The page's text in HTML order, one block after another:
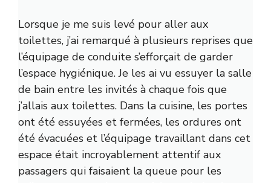
Lorsque je me suis levé pour aller aux
toilettes, j’ai remarqué à plusieurs reprises que
l’équipage de conduite s’efforçait de garder
l’espace hygiénique. Je les ai vu essuyer la salle
de bain entre les invités à chaque fois que
j’allais aux toilettes. Dans la cuisine, les portes
ont été essuyées et fermées, les ordures ont
été évacuées et l’équipage travaillant dans cet
espace était incroyablement attentif aux
passagers qui faisaient la queue pour les